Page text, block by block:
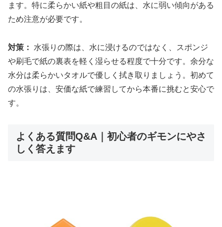
ます。特に柔らかい紙や粗目の紙は、水に弱い傾向がある
ため注意が必要です。
対策：
水張りの際は、水に浸けるのではなく、スポンジ
や刷毛で紙の裏表を軽く湿らせる程度で十分です。余分な
水分は柔らかいタオルで優しく拭き取りましょう。初めて
の水張りは、安価な紙で練習してから本番に挑むと安心で
す。
よくある質問Q&A｜初心者のギモンにやさ
しく答えます